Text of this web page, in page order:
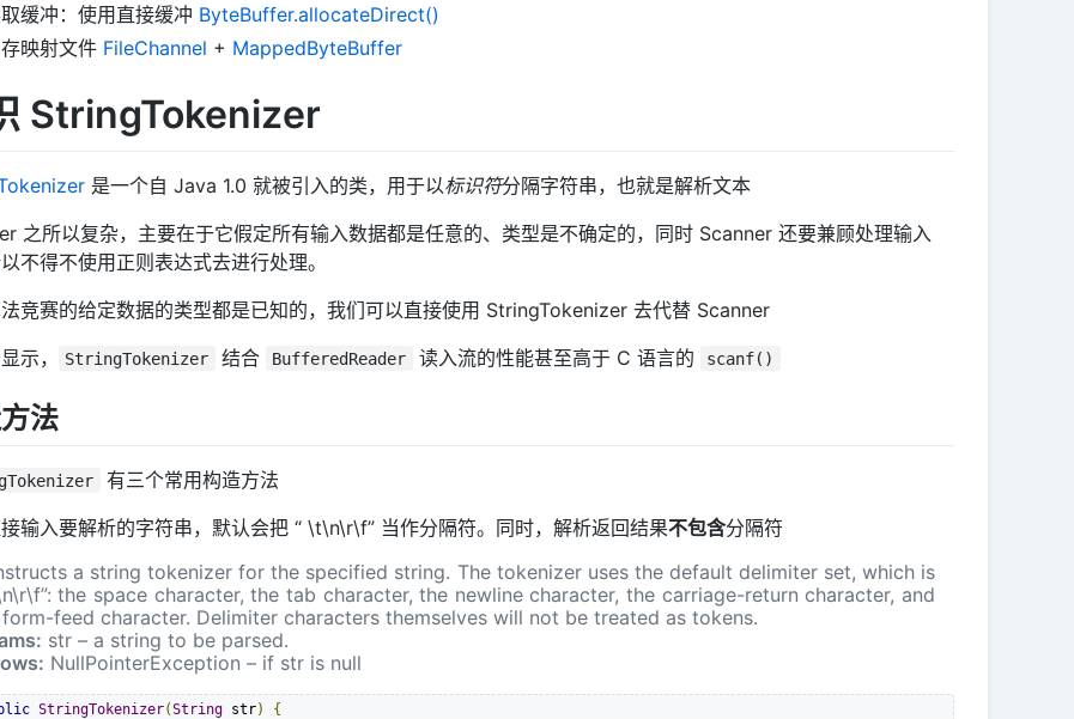
缓冲：使用直接缓冲 ByteBuffer.allocateDirect()
映射文件 FileChannel + MappedByteBuffer
StringTokenizer
是一个自 Java 1.0 就被引入的类，用于以标识符分隔字符串，也就是解析文本
之所以复杂，主要在于它假定所有输入数据都是任意的、类型是不确定的，同时 Scanner 还要兼顾处理输入
不得不使用正则表达式去进行处理。
竞赛的给定数据的类型都是已知的，我们可以直接使用 StringTokenizer 去代替 Scanner
示，
StringTokenizer 结合 BufferedReader 读入流的性能甚至高于 C 语言的 scanf()
法
有三个常用构造方法
输入要解析的字符串，默认会把 “ \t\n\r\f” 当作分隔符。同时，解析返回结果不包含分隔符
a string tokenizer for the specified string. The tokenizer uses the default delimiter set, which is
the space character, the tab character, the newline character, the carriage-return character, and
feed character. Delimiter characters themselves will not be treated as tokens.
str – a string to be parsed.
NullPointerException – if str is null
StringTokenizer(String str)
{